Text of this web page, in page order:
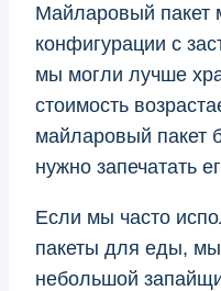
Майларовый пакет
конфигурации с
мы могли лучше
стоимость
майларовый пакет
нужно запечатать
Если мы часто
пакеты для еды,
небольшой